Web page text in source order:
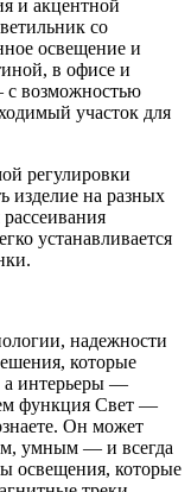
и акцентной
со
освещение и
в офисе и
с возможностью
участок для
регулировки
изделие на разных
устанавливается
надежности
которые
а интерьеры —
функция Свет —
Он может
умным — и всегда
освещения, которые